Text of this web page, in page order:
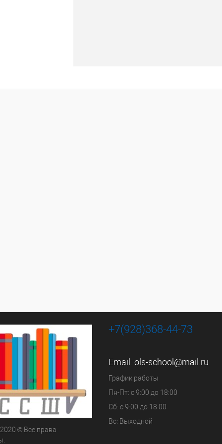
© Все права
+7(928)368-44-73
Email: ols-school@mail.ru
График работы
Пн-Пт: с 9:00 до 18:00
Сб: с 9:00 до 18:00
Вс: Выходной